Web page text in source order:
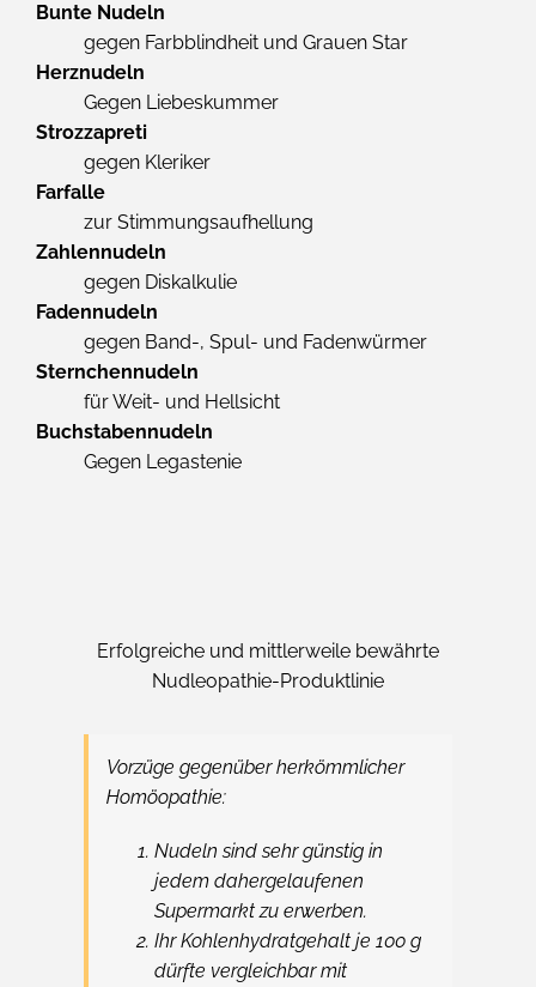
Bunte Nudeln
gegen Farbblindheit und Grauen Star
Herznudeln
Gegen Liebeskummer
Strozzapreti
gegen Kleriker
Farfalle
zur Stimmungsaufhellung
Zahlennudeln
gegen Diskalkulie
Fadennudeln
gegen Band-, Spul- und Fadenwürmer
Sternchennudeln
für Weit- und Hellsicht
Buchstabennudeln
Gegen Legastenie
Erfolgreiche und mittlerweile bewährte
Nudleopathie-Produktlinie
Vorzüge gegenüber herkömmlicher
Homöopathie:
Nudeln sind sehr günstig in
jedem dahergelaufenen
Supermarkt zu erwerben.
Ihr Kohlenhydratgehalt je 100 g
dürfte vergleichbar mit